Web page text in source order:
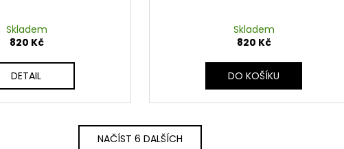
Skladem
820 Kč
DETAIL
Skladem
820 Kč
DO KOŠÍKU
NAČÍST 6 DALŠÍCH